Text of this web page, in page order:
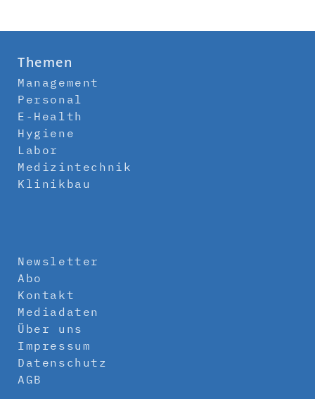
Themen
Management
Personal
E-Health
Hygiene
Labor
Medizintechnik
Klinikbau
Newsletter
Abo
Kontakt
Mediadaten
Über uns
Impressum
Datenschutz
AGB